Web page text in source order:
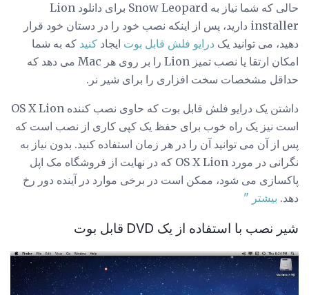
حالی که شما نیاز به Snow Leopard برای دانلود Lion
installer دارید، پس از اینکه نصب خود را در دستان خود قرار
دهید، می توانید یک درایو فلش قابل بوت ایجاد کنید که به شما
امکان ارتقا یا نصب تمیز Lion را بر روی هر Mac می دهد که
حداقل مشخصات سخت افزاری را برای شیر نر.
داشتن یک درایو فلش قابل بوت که حاوی نصب کننده OS X Lion
است نیز یک راه خوب برای حفظ یک کپی کاری از نصب است که
پس از آن می توانید آن را در هر زمان استفاده کنید. بدون نیاز به
نگرانی در مورد OS X Lion که در نهایت از فروشگاه مک اپل
پاکسازی می شود، ممکن است در برخی موارد در آینده دور رخ
دهد. بیشتر "
شیر نصب با استفاده از یک DVD قابل بوت